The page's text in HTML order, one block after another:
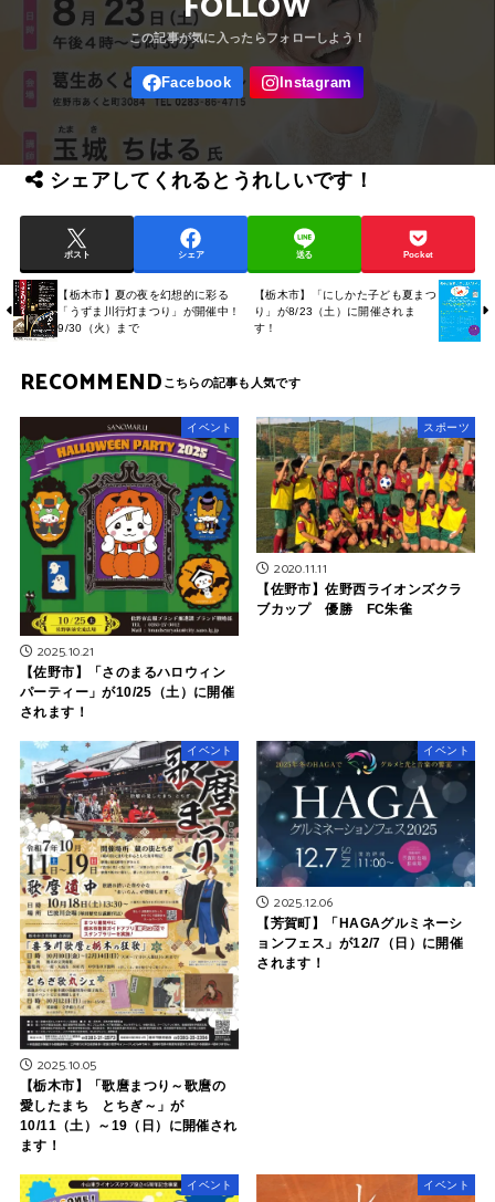
シェアしてくれるとうれしいです！
ポスト シェア 送る Pocket
【栃木市】夏の夜を幻想的に彩る
「うずま川行灯まつり」が開催中！
9/30（火）まで
【栃木市】「にしかた子ども夏まつ
り」が8/23（土）に開催されま
す！
RECOMMEND
イベント
2025.10.21
【佐野市】「さのまるハロウィン
パーティー」が10/25（土）に開催
されます！
スポーツ
2020.11.11
【佐野市】佐野西ライオンズクラ
ブカップ 優勝 FC朱雀
イベント
2025.10.05
【栃木市】「歌麿まつり～歌麿の
愛したまち とちぎ～」が
10/11（土）～19（日）に開催され
ます！
イベント
2025.12.06
【芳賀町】「HAGAグルミネーシ
ョンフェス」が12/7（日）に開催
されます！
イベント イベント